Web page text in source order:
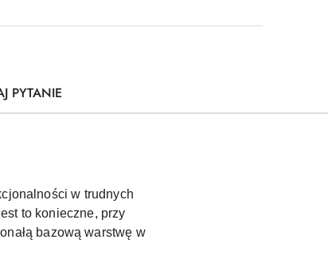
PYTANIE
w trudnych
to konieczne, przy
bazową warstwę w